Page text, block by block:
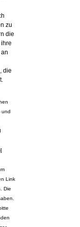
zu
die
die
und
Link
Die